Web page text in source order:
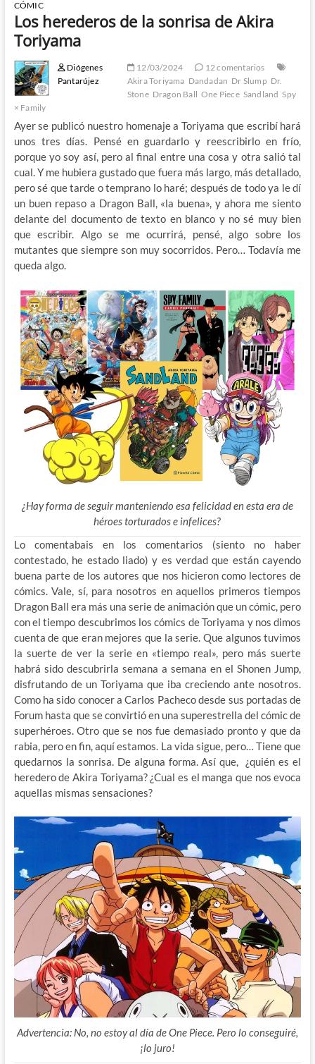
CÓMIC
Los herederos de la sonrisa de Akira
Toriyama
Diógenes
Pantarújez
12/03/2024
12 comentarios
Akira Toriyama Dandadan Dr Slump Dr.
Stone Dragon Ball One Piece Sandland Spy
× Family
Ayer se publicó nuestro homenaje a Toriyama que escribí hará
unos tres días. Pensé en guardarlo y reescribirlo en frío,
porque yo soy así, pero al final entre una cosa y otra salió tal
cual. Y me hubiera gustado que fuera más largo, más detallado,
pero sé que tarde o temprano lo haré; después de todo ya le dí
un buen repaso a Dragon Ball, «la buena», y ahora me siento
delante del documento de texto en blanco y no sé muy bien
que escribir. Algo se me ocurrirá, pensé, algo sobre los
mutantes que siempre son muy socorridos. Pero… Todavía me
queda algo.
¿Hay forma de seguir manteniendo esa felicidad en esta era de
héroes torturados e infelices?
Lo comentabais en los comentarios (siento no haber
contestado, he estado liado) y es verdad que están cayendo
buena parte de los autores que nos hicieron como lectores de
cómics. Vale, sí, para nosotros en aquellos primeros tiempos
Dragon Ball era más una serie de animación que un cómic, pero
con el tiempo descubrimos los cómics de Toriyama y nos dimos
cuenta de que eran mejores que la serie. Que algunos tuvimos
la suerte de ver la serie en «tiempo real», pero más suerte
habrá sido descubrirla semana a semana en el Shonen Jump,
disfrutando de un Toriyama que iba creciendo ante nosotros.
Como ha sido conocer a Carlos Pacheco desde sus portadas de
Forum hasta que se convirtió en una superestrella del cómic de
superhéroes. Otro que se nos fue demasiado pronto y que da
rabia, pero en fin, aquí estamos. La vida sigue, pero… Tiene que
quedarnos la sonrisa. De alguna forma. Así que, ¿quién es el
heredero de Akira Toriyama? ¿Cual es el manga que nos evoca
aquellas mismas sensaciones?
Advertencia: No, no estoy al día de One Piece. Pero lo conseguiré,
¡lo juro!